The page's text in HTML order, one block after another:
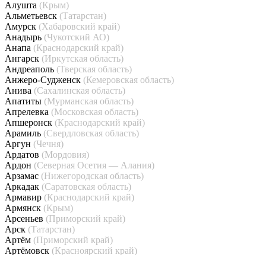
Алушта (Крым)
Альметьевск (Татарстан)
Амурск (Хабаровский край)
Анадырь (Чукотский АО)
Анапа (Краснодарский край)
Ангарск (Иркутская область)
Андреаполь (Тверская область)
Анжеро-Судженск (Кемеровская область)
Анива (Сахалинская область)
Апатиты (Мурманская область)
Апрелевка (Московская область)
Апшеронск (Краснодарский край)
Арамиль (Свердловская область)
Аргун (Чечня)
Ардатов (Мордовия)
Ардон (Северная Осетия — Алания)
Арзамас (Нижегородская область)
Аркадак (Саратовская область)
Армавир (Краснодарский край)
Армянск (Крым)
Арсеньев (Приморский край)
Арск (Татарстан)
Артём (Приморский край)
Артёмовск (Красноярский край)